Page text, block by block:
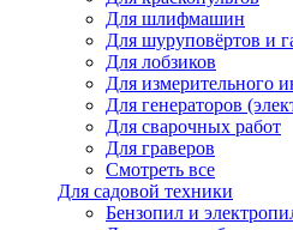
Для шлифмашин
Для шуруповёртов и
Для лобзиков
Для измерительного
Для генераторов
Для сварочных работ
Для граверов
Смотреть все
Для садовой техники
Бензопил и